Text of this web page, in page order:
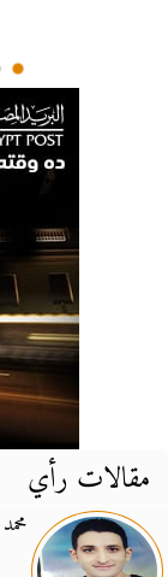
مقالات رأي